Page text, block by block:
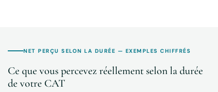
NET PERÇU SELON LA DURÉE — EXEMPLES CHIFFRÉS
Ce que vous percevez réellement selon la durée
de votre CAT